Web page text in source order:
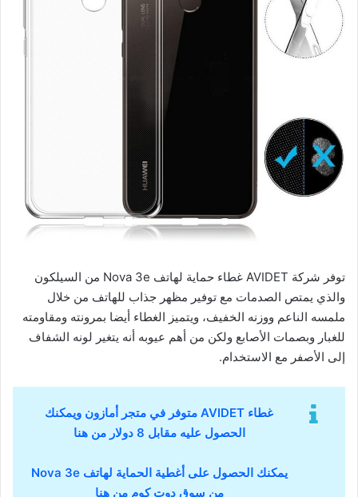
توفر شركة AVIDET غطاء حماية لهاتف Nova 3e من السيلكون
والذي يمتص الصدمات مع توفير مظهر جذاب للهاتف من خلال
ملمسه الناعم ووزنه الخفيف، ويتميز الغطاء أيضا بمرونته ومقاومته
للغبار وبصمات الأصابع ولكن من أهم عيوبه أنه يتغير لونه الشفاف
إلى الأصفر مع الاستخدام.
غطاء AVIDET متوفر في متجر أمازون ويمكنك
الحصول عليه مقابل 8 دولار من هنا
يمكنك الحصول على أغطية الحماية لهاتف Nova 3e
من سوق دوت كوم من هنا